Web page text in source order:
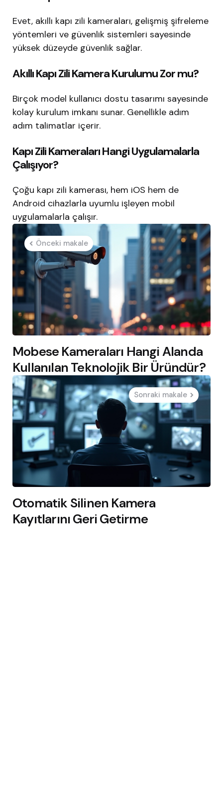
Evet, akıllı kapı zili kameraları, gelişmiş şifreleme
yöntemleri ve güvenlik sistemleri sayesinde
yüksek düzeyde güvenlik sağlar.
Akıllı Kapı Zili Kamera Kurulumu Zor mu?
Birçok model kullanıcı dostu tasarımı sayesinde
kolay kurulum imkanı sunar. Genellikle adım
adım talimatlar içerir.
Kapı Zili Kameraları Hangi Uygulamalarla
Çalışıyor?
Çoğu kapı zili kamerası, hem iOS hem de
Android cihazlarla uyumlu işleyen mobil
uygulamalarla çalışır.
Post
navigation
Önceki makale
Mobese Kameraları Hangi Alanda
Kullanılan Teknolojik Bir Üründür?
Sonraki makale
Otomatik Silinen Kamera
Kayıtlarını Geri Getirme